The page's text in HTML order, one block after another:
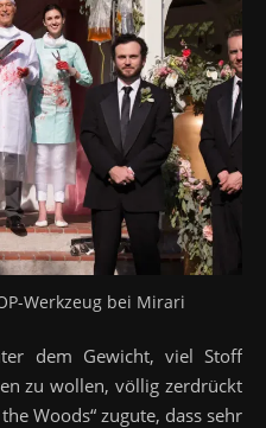
Werkzeug bei Mirari
dem Gewicht, viel Stoff
zu wollen, völlig zerdrückt
Woods“ zugute, dass sehr